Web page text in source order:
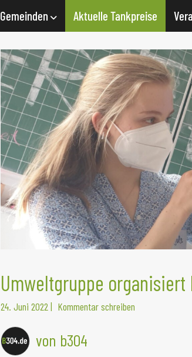
Gemeinden Aktuelle Tankpreise
Umweltgruppe organisiert
24. Juni 2022 | Kommentar schreiben
von b304